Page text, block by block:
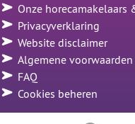
Onze horecamakelaars
Privacyverklaring
Website disclaimer
Algemene voorwaarden
FAQ
Cookies beheren